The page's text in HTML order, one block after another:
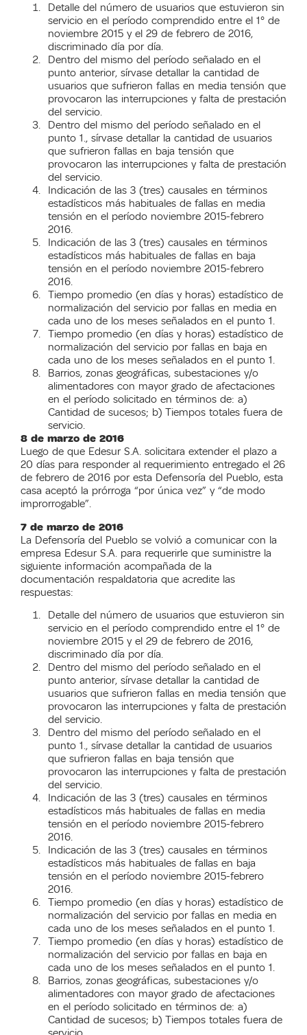
Detalle del número de usuarios que estuvieron sin
servicio en el período comprendido entre el 1° de
noviembre 2015 y el 29 de febrero de 2016,
discriminado día por día.
Dentro del mismo del período señalado en el
punto anterior, sírvase detallar la cantidad de
usuarios que sufrieron fallas en media tensión que
provocaron las interrupciones y falta de prestación
del servicio.
Dentro del mismo del período señalado en el
punto 1., sírvase detallar la cantidad de usuarios
que sufrieron fallas en baja tensión que
provocaron las interrupciones y falta de prestación
del servicio.
Indicación de las 3 (tres) causales en términos
estadísticos más habituales de fallas en media
tensión en el período noviembre 2015-febrero
2016.
Indicación de las 3 (tres) causales en términos
estadísticos más habituales de fallas en baja
tensión en el período noviembre 2015-febrero
2016.
Tiempo promedio (en días y horas) estadístico de
normalización del servicio por fallas en media en
cada uno de los meses señalados en el punto 1.
Tiempo promedio (en días y horas) estadístico de
normalización del servicio por fallas en baja en
cada uno de los meses señalados en el punto 1.
Barrios, zonas geográficas, subestaciones y/o
alimentadores con mayor grado de afectaciones
en el período solicitado en términos de: a)
Cantidad de sucesos; b) Tiempos totales fuera de
servicio.
8 de marzo de 2016
Luego de que Edesur S.A. solicitara extender el plazo a
20 días para responder al requerimiento entregado el 26
de febrero de 2016 por esta Defensoría del Pueblo, esta
casa aceptó la prórroga “por única vez” y “de modo
improrrogable”.
7 de marzo de 2016
La Defensoría del Pueblo se volvió a comunicar con la
empresa Edesur S.A. para requerirle que suministre la
siguiente información acompañada de la
documentación respaldatoria que acredite las
respuestas:
Detalle del número de usuarios que estuvieron sin
servicio en el período comprendido entre el 1° de
noviembre 2015 y el 29 de febrero de 2016,
discriminado día por día.
Dentro del mismo del período señalado en el
punto anterior, sírvase detallar la cantidad de
usuarios que sufrieron fallas en media tensión que
provocaron las interrupciones y falta de prestación
del servicio.
Dentro del mismo del período señalado en el
punto 1., sírvase detallar la cantidad de usuarios
que sufrieron fallas en baja tensión que
provocaron las interrupciones y falta de prestación
del servicio.
Indicación de las 3 (tres) causales en términos
estadísticos más habituales de fallas en media
tensión en el período noviembre 2015-febrero
2016.
Indicación de las 3 (tres) causales en términos
estadísticos más habituales de fallas en baja
tensión en el período noviembre 2015-febrero
2016.
Tiempo promedio (en días y horas) estadístico de
normalización del servicio por fallas en media en
cada uno de los meses señalados en el punto 1.
Tiempo promedio (en días y horas) estadístico de
normalización del servicio por fallas en baja en
cada uno de los meses señalados en el punto 1.
Barrios, zonas geográficas, subestaciones y/o
alimentadores con mayor grado de afectaciones
en el período solicitado en términos de: a)
Cantidad de sucesos; b) Tiempos totales fuera de